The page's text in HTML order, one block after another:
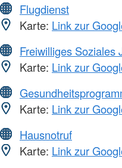
Flugdienst
Karte: Link zur
Freiwilliges Soziales
Karte: Link zur
Karte: Link zur
Hausnotruf
Karte: Link zur